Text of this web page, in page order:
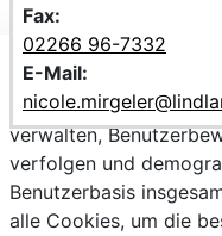
Fax:
02266 96-7332
E-Mail:
Wir verwenden
bereitzustellen,
verwalten,
verfolgen und
Benutzerbasis
alle Cookies, um die